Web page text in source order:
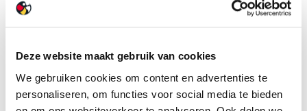
Deze website maakt gebruik van cookies
We gebruiken cookies om content en advertenties te
personaliseren, om functies voor social media te bieden